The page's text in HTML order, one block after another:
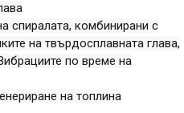
спиралата, комбинирани с
на твърдосплавната глава,
по време на
на топлина